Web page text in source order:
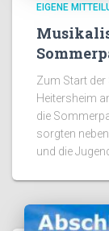
EIGENE
Zum Start
Heitersheim
die
sorgten
und die